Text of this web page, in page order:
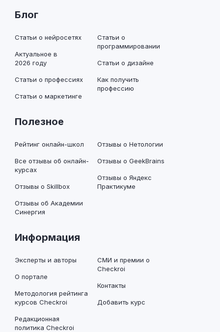
Блог
Статьи о нейросетях
Актуальное в
2026 году
Статьи о профессиях
Статьи о маркетинге
Статьи о
программировании
Статьи о дизайне
Как получить
профессию
Полезное
Рейтинг онлайн-школ
Все отзывы об онлайн-
курсах
Отзывы о Skillbox
Отзывы об Академии
Синергия
Отзывы о Нетологии
Отзывы о GeekBrains
Отзывы о Яндекс
Практикуме
Информация
Эксперты и авторы
О портале
Методология рейтинга
курсов Checkroi
Редакционная
политика Checkroi
СМИ и премии о
Checkroi
Контакты
Добавить курс